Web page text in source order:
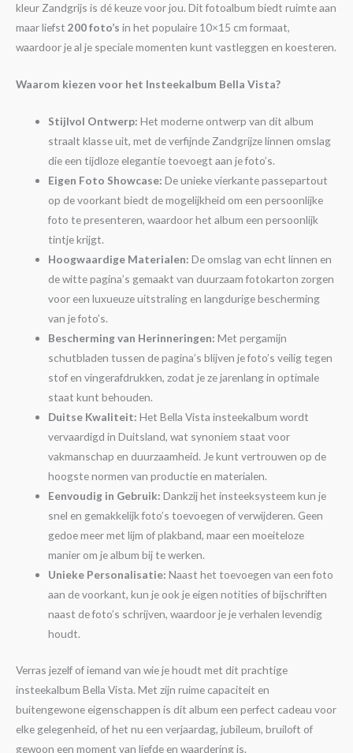
kleur Zandgrijs is dé keuze voor jou. Dit fotoalbum biedt ruimte aan
maar liefst 200 foto’s in het populaire 10×15 cm formaat,
waardoor je al je speciale momenten kunt vastleggen en koesteren.
Waarom kiezen voor het Insteekalbum Bella Vista?
Stijlvol Ontwerp: Het moderne ontwerp van dit album
straalt klasse uit, met de verfijnde Zandgrijze linnen omslag
die een tijdloze elegantie toevoegt aan je foto’s.
Eigen Foto Showcase: De unieke vierkante passepartout
op de voorkant biedt de mogelijkheid om een persoonlijke
foto te presenteren, waardoor het album een persoonlijk
tintje krijgt.
Hoogwaardige Materialen: De omslag van echt linnen en
de witte pagina’s gemaakt van duurzaam fotokarton zorgen
voor een luxueuze uitstraling en langdurige bescherming
van je foto’s.
Bescherming van Herinneringen: Met pergamijn
schutbladen tussen de pagina’s blijven je foto’s veilig tegen
stof en vingerafdrukken, zodat je ze jarenlang in optimale
staat kunt behouden.
Duitse Kwaliteit: Het Bella Vista insteekalbum wordt
vervaardigd in Duitsland, wat synoniem staat voor
vakmanschap en duurzaamheid. Je kunt vertrouwen op de
hoogste normen van productie en materialen.
Eenvoudig in Gebruik: Dankzij het insteeksysteem kun je
snel en gemakkelijk foto’s toevoegen of verwijderen. Geen
gedoe meer met lijm of plakband, maar een moeiteloze
manier om je album bij te werken.
Unieke Personalisatie: Naast het toevoegen van een foto
aan de voorkant, kun je ook je eigen notities of bijschriften
naast de foto’s schrijven, waardoor je je verhalen levendig
houdt.
Verras jezelf of iemand van wie je houdt met dit prachtige
insteekalbum Bella Vista. Met zijn ruime capaciteit en
buitengewone eigenschappen is dit album een perfect cadeau voor
elke gelegenheid, of het nu een verjaardag, jubileum, bruiloft of
gewoon een moment van liefde en waardering is.